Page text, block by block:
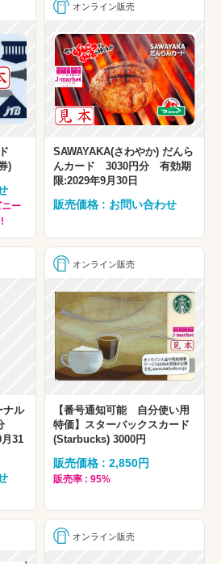
ド
)
ー
オンライン販売
SAWAYAKA(さわやか) だんら
んカード 3030円分 有効期
限:2029年9月30日
販売価格 : お問い合わせ
ナル
31
オンライン販売
【番号通知可能 自分使い用
特価】スターバックスカード
(Starbucks) 3000円
販売価格 : 2,850円
販売率 : 95%
オンライン販売